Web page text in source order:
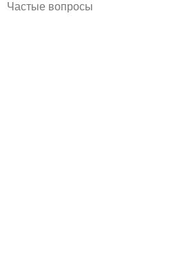
Частые вопросы